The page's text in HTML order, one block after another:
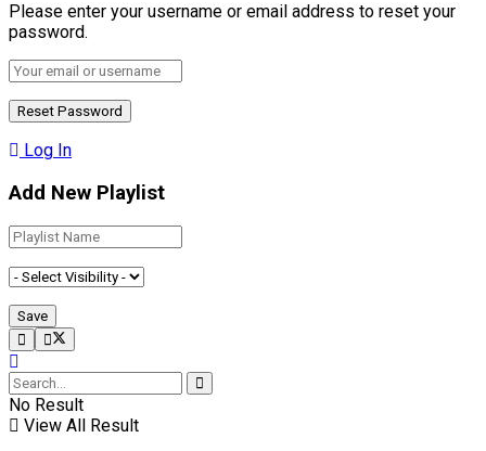
Please enter your username or email address to reset your
password.
Log In
Add New Playlist
No Result
View All Result